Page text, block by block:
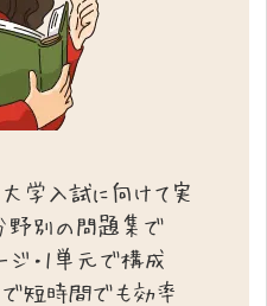
大学入試に向けて実
野別の問題集で
ジ・1単元で構成
短時間でも効率